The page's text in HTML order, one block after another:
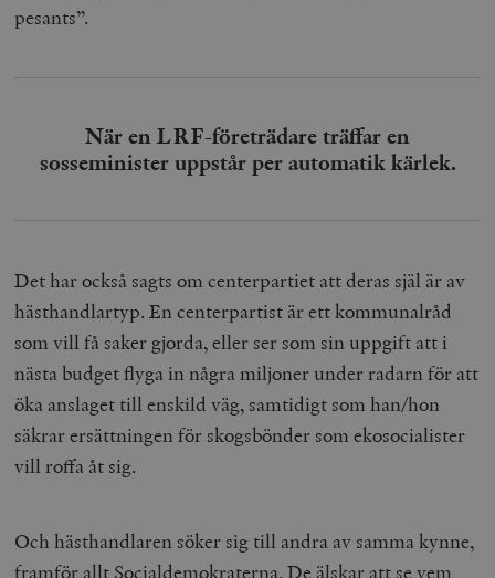
pesants”.
När en LRF-företrädare träffar en
sosseminister uppstår per automatik kärlek.
Det har också sagts om centerpartiet att deras själ är av
hästhandlartyp. En centerpartist är ett kommunalråd
som vill få saker gjorda, eller ser som sin uppgift att i
nästa budget flyga in några miljoner under radarn för att
öka anslaget till enskild väg, samtidigt som han/hon
säkrar ersättningen för skogsbönder som ekosocialister
vill roffa åt sig.
Och hästhandlaren söker sig till andra av samma kynne,
framför allt Socialdemokraterna. De älskar att se vem